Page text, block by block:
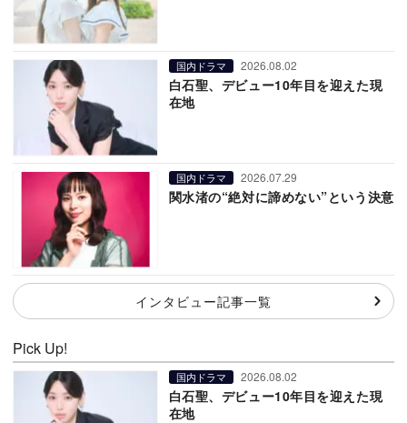
国内ドラマ 2026.08.02
白石聖、デビュー10年目を迎えた現
在地
国内ドラマ 2026.07.29
関水渚の“絶対に諦めない”という決意
インタビュー記事一覧
Pick Up!
国内ドラマ 2026.08.02
白石聖、デビュー10年目を迎えた現
在地